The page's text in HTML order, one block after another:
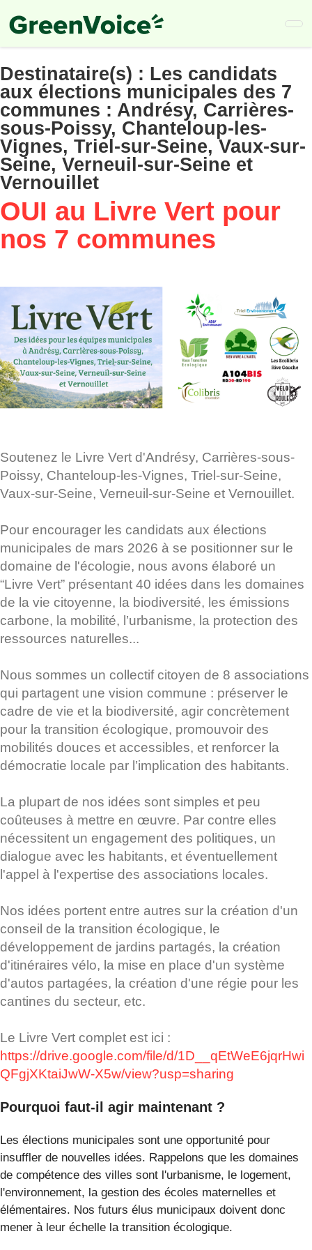
to
main
Destinataire(s) : Les candidats
aux élections municipales des 7
communes : Andrésy, Carrières-
sous-Poissy, Chanteloup-les-
Vignes, Triel-sur-Seine, Vaux-sur-
Seine, Verneuil-sur-Seine et
Vernouillet
OUI au Livre Vert pour
nos 7 communes
Soutenez le Livre Vert d'Andrésy, Carrières-sous-
Poissy, Chanteloup-les-Vignes, Triel-sur-Seine,
Vaux-sur-Seine, Verneuil-sur-Seine et Vernouillet.
Pour encourager les candidats aux élections
municipales de mars 2026 à se positionner sur le
domaine de l'écologie, nous avons élaboré un
“Livre Vert” présentant 40 idées dans les domaines
de la vie citoyenne, la biodiversité, les émissions
carbone, la mobilité, l’urbanisme, la protection des
ressources naturelles...
Nous sommes un collectif citoyen de 8 associations
qui partagent une vision commune : préserver le
cadre de vie et la biodiversité, agir concrètement
pour la transition écologique, promouvoir des
mobilités douces et accessibles, et renforcer la
démocratie locale par l’implication des habitants.
La plupart de nos idées sont simples et peu
coûteuses à mettre en œuvre. Par contre elles
nécessitent un engagement des politiques, un
dialogue avec les habitants, et éventuellement
l'appel à l'expertise des associations locales.
Nos idées portent entre autres sur la création d'un
conseil de la transition écologique, le
développement de jardins partagés, la création
d'itinéraires vélo, la mise en place d'un système
d'autos partagées, la création d'une régie pour les
cantines du secteur, etc.
Le Livre Vert complet est ici :
https://drive.google.com/file/d/1D__qEtWeE6jqrHwi
QFgjXKtaiJwW-X5w/view?usp=sharing
Pourquoi faut-il agir maintenant ?
Les élections municipales sont une opportunité pour
insuffler de nouvelles idées. Rappelons que les domaines
de compétence des villes sont l'urbanisme, le logement,
l'environnement, la gestion des écoles maternelles et
élémentaires. Nos futurs élus municipaux doivent donc
mener à leur échelle la transition écologique.